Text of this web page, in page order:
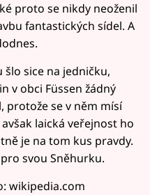
proto se nikdy neoženil
fantastických sídel. A
sice na jedničku,
v obci Füssen žádný
protože se v něm mísí
laická veřejnost ho
je na tom kus pravdy.
svou Sněhurku.
wikipedia.com